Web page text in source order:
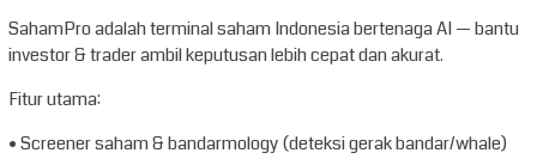
SahamPro adalah terminal saham Indonesia bertenaga AI — bantu
investor & trader ambil keputusan lebih cepat dan akurat.
Fitur utama:
• Screener saham & bandarmology (deteksi gerak bandar/whale)